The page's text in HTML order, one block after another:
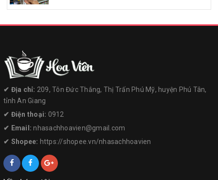
✔︎ Địa chỉ: 209, Tôn Đức Thắng, Thị Trấn Phú Mỹ, huyện Phú Tân,
tỉnh An Giang
✔︎ Điện thoại: 0912
✔︎ Email:nhasachhoavien@gmail.com
✔︎ Shopee: https://shopee.vn/nhasachhoavien